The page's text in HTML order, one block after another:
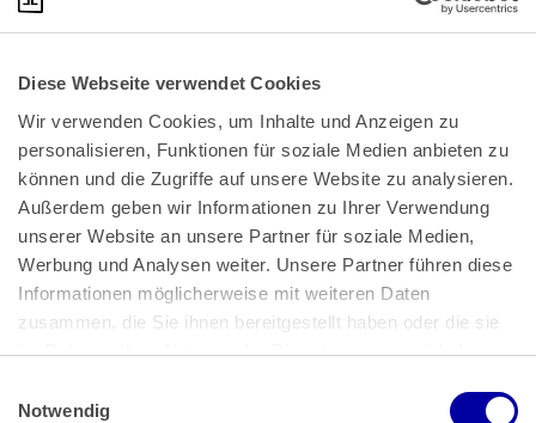
Diese Webseite verwendet Cookies
Wir verwenden Cookies, um Inhalte und Anzeigen zu
personalisieren, Funktionen für soziale Medien anbieten zu
können und die Zugriffe auf unsere Website zu analysieren.
Außerdem geben wir Informationen zu Ihrer Verwendung
unserer Website an unsere Partner für soziale Medien,
Werbung und Analysen weiter. Unsere Partner führen diese
Informationen möglicherweise mit weiteren Daten
zusammen, die Sie ihnen bereitgestellt haben oder die sie
im Rahmen Ihrer Nutzung der Dienste gesammelt haben.
Impressum
Notwendig
Bundeskanzlerplatz 2
53113 Bonn
Pressemitteilungen|AGB
Impressum|Datenschutz